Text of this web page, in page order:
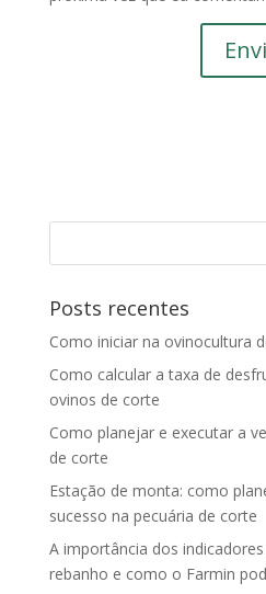
Posts recentes
Como iniciar na ovinocultura
Como calcular a taxa de
ovinos de corte
Como planejar e executar a
de corte
Estação de monta: como
sucesso na pecuária de corte
A importância dos
rebanho e como o Farmin